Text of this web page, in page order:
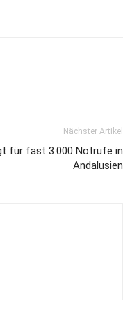
Nächster Artikel
für fast 3.000 Notrufe in
Andalusien